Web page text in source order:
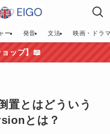
ー 発音 文法 映画・ドラ
ップ】📖
置とはどういう
とは？